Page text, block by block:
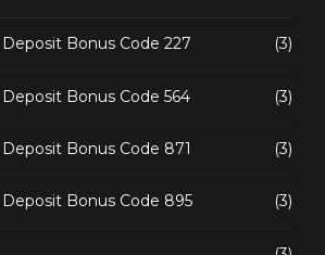
Bonus Code 227 (3)
Bonus Code 564 (3)
Bonus Code 871 (3)
Bonus Code 895 (3)